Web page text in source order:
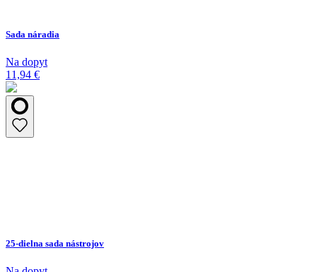
Sada náradia
Na dopyt
11,94 €
25-dielna sada nástrojov